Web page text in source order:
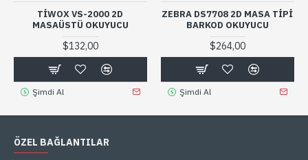
TIWOX VS-2000 2D
MASAÜSTÜ OKUYUCU
$132,00
Şimdi Al
ZEBRA DS7708 2D MASA TİPİ
BARKOD OKUYUCU
$264,00
Şimdi Al
ÖZEL BAĞLANTILAR